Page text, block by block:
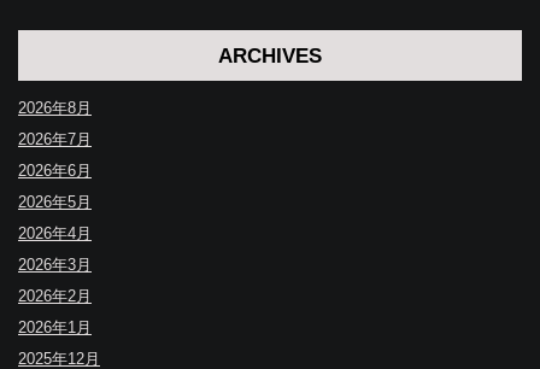
ARCHIVES
2026年8月
2026年7月
2026年6月
2026年5月
2026年4月
2026年3月
2026年2月
2026年1月
2025年12月